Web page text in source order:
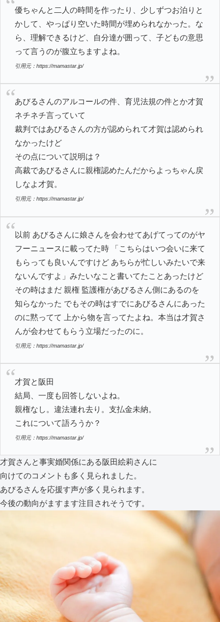
優ちゃんと二人の時間を作ったり、少しずつお泊りと
かして、やっぱり空いた時間が埋められなかった。な
ら、理解できるけど、自分達が囲って、子どもの意思
って言うのが腹立ちますよね。
引用元：https://mamastar.jp/
あびるさんのアルコールの件、育児法規の件とか才賀
ネチネチ言っていて
裁判ではあびるさんの方が認められて才賀は認められ
なかったけど
その点について説明は？
高裁であびるさんに親権認めたんだからよっちゃん戻
しなよ才賀。
引用元：https://mamastar.jp/
以前 あびるさんに娘さんを会わせてあげてってのがヤ
フーニュースに載ってた時 「こちらはいつ会いに来て
もらっても良いんですけど あちらが忙しいみたいで来
ないんですよ」みたいなこと書いてたことあったけど
その時はまだ 親権 監護権があびるさん側にあるのを
知らなかった でもその時はすでにあびるさんにあった
のに黙ってて 上から物を言ってたよね。本当は才賀さ
んが会わせてもらう立場だったのに。
引用元：https://mamastar.jp/
才賀と阪田
結局、一度も回答しないよね。
親権なし。違法連れ去り。支払金未納。
これについて語ろうか？
引用元：https://mamastar.jp/
才賀さんと事実婚関係にある阪田絵莉さんに
向けてのコメントも多く見られました。
あびるさんを応援す声が多く見られます。
今後の動向がますます注目されそうです。